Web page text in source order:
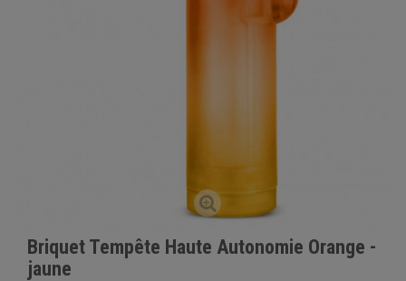
Briquet Tempête Haute Autonomie Orange -
jaune